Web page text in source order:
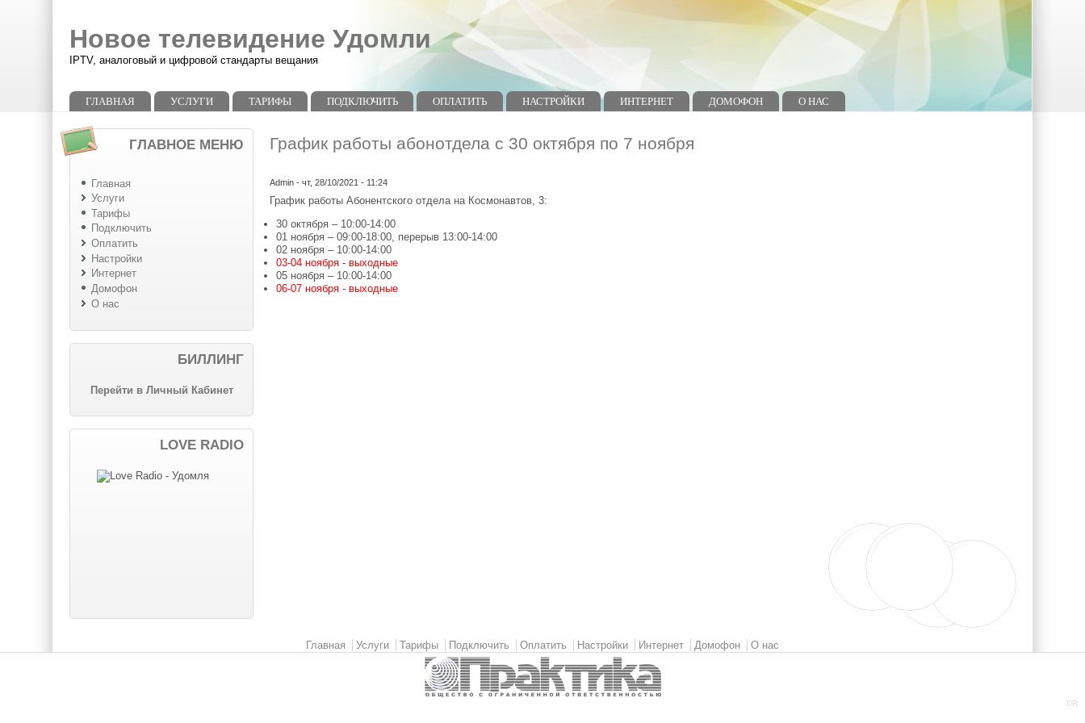
Новое телевидение Удомли
IPTV, аналоговый и цифровой стандарты вещания
Главное меню
ГЛАВНАЯ УСЛУГИ ТАРИФЫ ПОДКЛЮЧИТЬ ОПЛАТИТЬ НАСТРОЙКИ ИНТЕРНЕТ ДОМОФОН О НАС
ГЛАВНОЕ МЕНЮ
Главная
Услуги
Тарифы
Подключить
Оплатить
Настройки
Интернет
Домофон
О нас
БИЛЛИНГ
Перейти в Личный Кабинет
LOVE RADIO
График работы абонотдела с 30 октября по 7 ноября
Admin - чт, 28/10/2021 - 11:24
График работы Абонентского отдела на Космонавтов, 3:
30 октября – 10:00-14:00
01 ноября – 09:00-18:00, перерыв 13:00-14:00
02 ноября – 10:00-14:00
03-04 ноября - выходные
05 ноября – 10:00-14:00
06-07 ноября - выходные
Главная Услуги Тарифы Подключить Оплатить Настройки Интернет Домофон О нас
DR